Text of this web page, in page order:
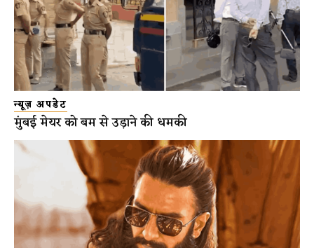
न्यूज़ अपडेट
मुंबई मेयर को बम से उड़ाने की धमकी